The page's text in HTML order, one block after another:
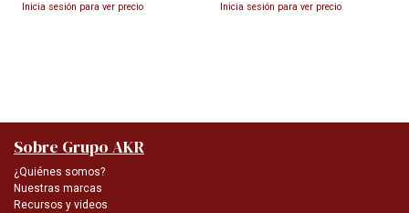
Inicia sesión para ver precio Inicia sesión para ver precio
Sobre Grupo AKR
¿Quiénes somos?
Nuestras marcas
Recursos y videos